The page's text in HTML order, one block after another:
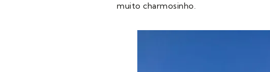
muito charmosinho.